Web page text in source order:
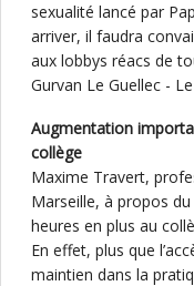
sexualité lancé par
arriver, il faudra
aux lobbys réacs de
Gurvan Le Guellec -
Augmentation
collège
Maxime Travert,
Marseille, à propos
heures en plus au
En effet, plus que
maintien dans la